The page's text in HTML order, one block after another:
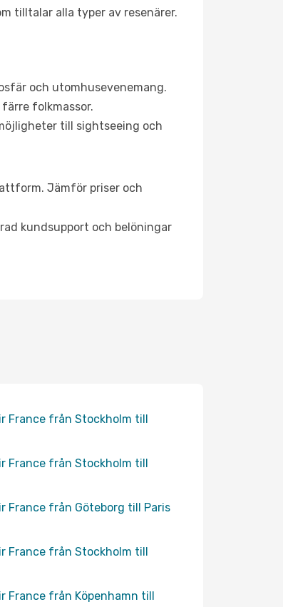
tilltalar alla typer av resenärer.
och utomhusevenemang.
folkmassor.
till sightseeing och
Jämför priser och
kundsupport och belöningar
France från Stockholm till
France från Stockholm till
France från Göteborg till Paris
France från Stockholm till
France från Köpenhamn till